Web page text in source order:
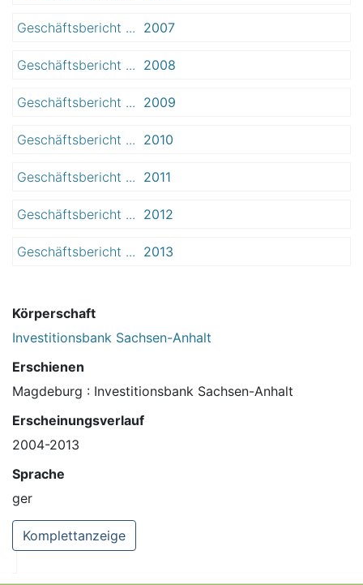
Geschäftsbericht ... 2007
Geschäftsbericht ... 2008
Geschäftsbericht ... 2009
Geschäftsbericht ... 2010
Geschäftsbericht ... 2011
Geschäftsbericht ... 2012
Geschäftsbericht ... 2013
Körperschaft
Investitionsbank Sachsen-Anhalt
Erschienen
Magdeburg : Investitionsbank Sachsen-Anhalt
Erscheinungsverlauf
2004-2013
Sprache
ger
Komplettanzeige